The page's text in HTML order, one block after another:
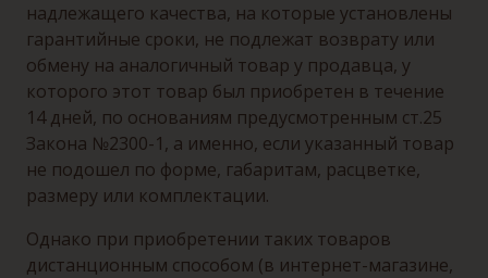
надлежащего качества, на которые установлены
гарантийные сроки, не подлежат возврату или
обмену на аналогичный товар у продавца, у
которого этот товар был приобретен в течение
14 дней, по основаниям предусмотренным ст.25
Закона №2300-1, а именно, если указанный товар
не подошел по форме, габаритам, расцветке,
размеру или комплектации.
Однако при приобретении таких товаров
дистанционным способом (в интернет-магазине,